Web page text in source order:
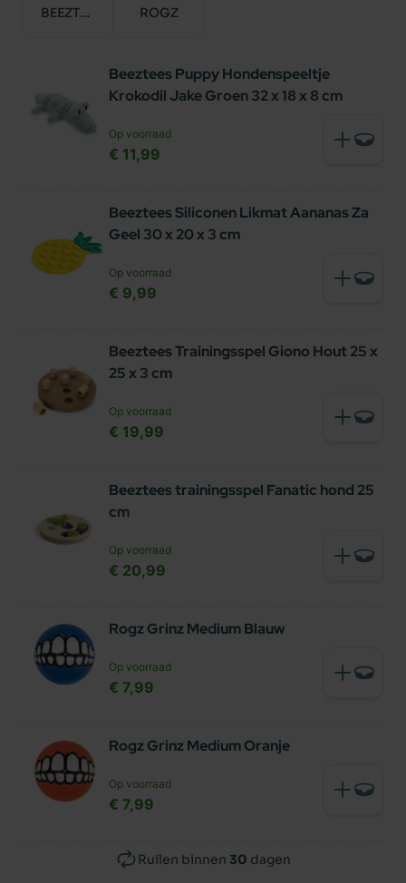
BEEZTEES ROGZ
Beeztees Puppy Hondenspeeltje
Krokodil Jake Groen 32 x 18 x 8 cm
Op voorraad
€ 11,99
Beeztees Siliconen Likmat Aananas Za
Geel 30 x 20 x 3 cm
Op voorraad
€ 9,99
Beeztees Trainingsspel Giono Hout 25 x
25 x 3 cm
Op voorraad
€ 19,99
Beeztees trainingsspel Fanatic hond 25
cm
Op voorraad
€ 20,99
Rogz Grinz Medium Blauw
Op voorraad
€ 7,99
Rogz Grinz Medium Oranje
Op voorraad
€ 7,99
Ruilen binnen 30 dagen